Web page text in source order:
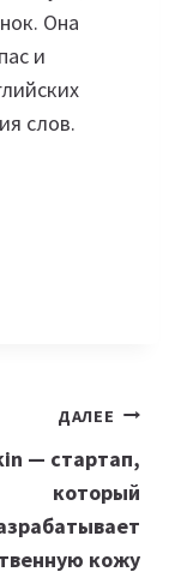
Она
и
слов.
ДАЛЕЕ
— стартап,
который
кожу